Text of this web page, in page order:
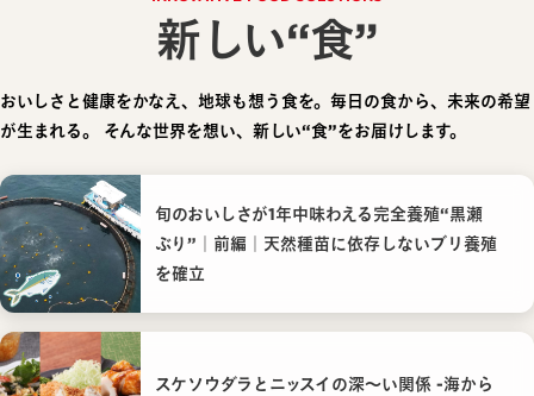
新しい“食”
おいしさと健康をかなえ、地球も想う食を。毎日の食から、未来の希望
が生まれる。
そんな世界を想い、新しい“食”をお届けします。
旬のおいしさが1年中味わえる完全養殖“黒瀬
ぶり”｜前編｜天然種苗に依存しないブリ養殖
を確立
スケソウダラとニッスイの深〜い関係 -海から